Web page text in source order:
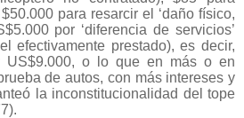
para resarcir el ‘daño físico,
por ‘diferencia de servicios’
efectivamente prestado), es decir,
US$9.000, o lo que en más o en
de autos, con más intereses y
la inconstitucionalidad del tope